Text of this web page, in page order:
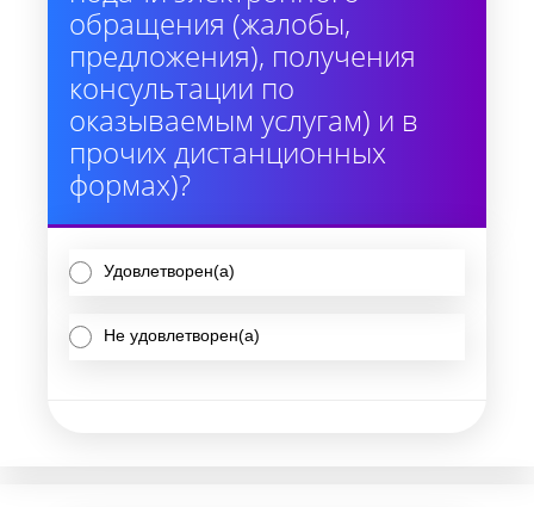
обращения (жалобы,
предложения), получения
консультации по
оказываемым услугам) и в
прочих дистанционных
формах)?
Удовлетворен(а)
Не удовлетворен(а)